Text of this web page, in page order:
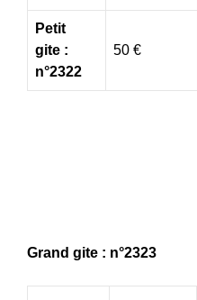
Petit
gite :
n°2322
50 €
Grand gite : n°2323